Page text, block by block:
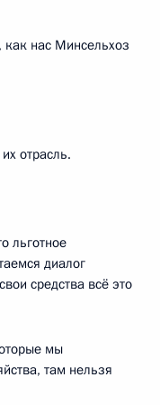
как нас Минсельхоз
отрасль.
льготное
диалог
средства всё это
мы
там нельзя